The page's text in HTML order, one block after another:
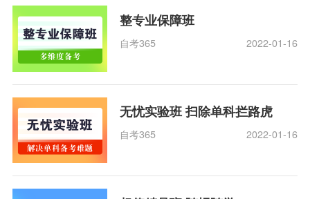
整专业保障班
自考365 2022-01-16
无忧实验班 扫除单科拦路虎
自考365 2022-01-16